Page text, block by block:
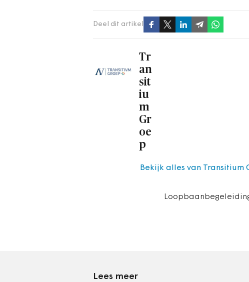
Deel dit artikel
Tr
an
sit
iu
m
Gr
oe
p
Bekijk alles van Transitium
Lees meer